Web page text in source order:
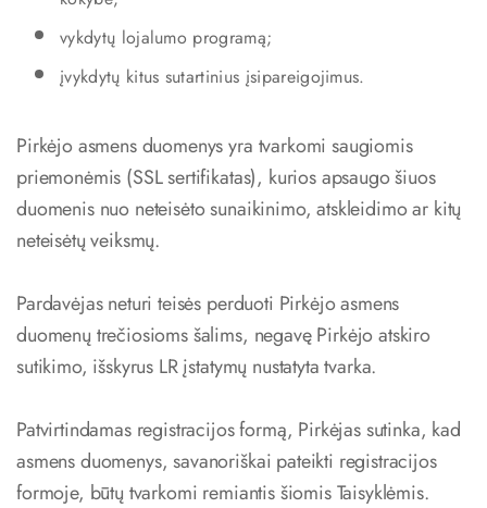
vykdytų lojalumo programą;
įvykdytų kitus sutartinius įsipareigojimus.
Pirkėjo asmens duomenys yra tvarkomi saugiomis
priemonėmis (SSL sertifikatas), kurios apsaugo šiuos
duomenis nuo neteisėto sunaikinimo, atskleidimo ar kitų
neteisėtų veiksmų.
Pardavėjas neturi teisės perduoti Pirkėjo asmens
duomenų trečiosioms šalims, negavę Pirkėjo atskiro
sutikimo, išskyrus LR įstatymų nustatyta tvarka.
Patvirtindamas registracijos formą, Pirkėjas sutinka, kad
asmens duomenys, savanoriškai pateikti registracijos
formoje, būtų tvarkomi remiantis šiomis Taisyklėmis.